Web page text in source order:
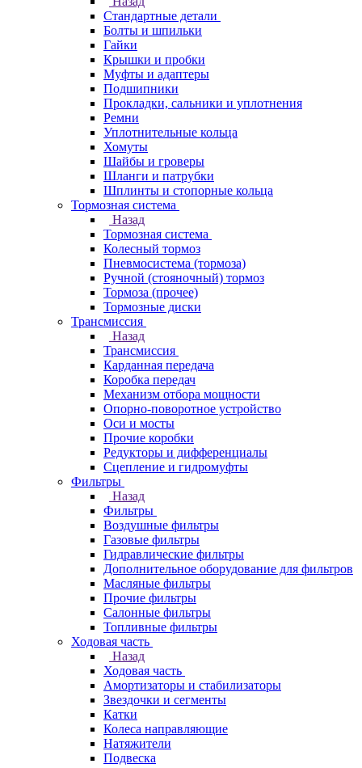
Стандартные детали
Болты и шпильки
Гайки
Крышки и пробки
Муфты и адаптеры
Подшипники
Прокладки, сальники и уплотнения
Ремни
Уплотнительные кольца
Хомуты
Шайбы и гроверы
Шланги и патрубки
Шплинты и стопорные кольца
Тормозная система
Назад
Тормозная система
Колесный тормоз
Пневмосиcтема (тормоза)
Ручной (стояночный) тормоз
Тормоза (прочее)
Тормозные диски
Трансмиссия
Назад
Трансмиссия
Карданная передача
Коробка передач
Механизм отбора мощности
Опорно-поворотное устройство
Оси и мосты
Прочие коробки
Редукторы и дифференциалы
Сцепление и гидромуфты
Фильтры
Назад
Фильтры
Воздушные фильтры
Газовые фильтры
Гидравлические фильтры
Дополнительное оборудование для фильтров
Масляные фильтры
Прочие фильтры
Салонные фильтры
Топливные фильтры
Ходовая часть
Назад
Ходовая часть
Амортизаторы и стабилизаторы
Звездочки и сегменты
Катки
Колеса направляющие
Натяжители
Подвеска